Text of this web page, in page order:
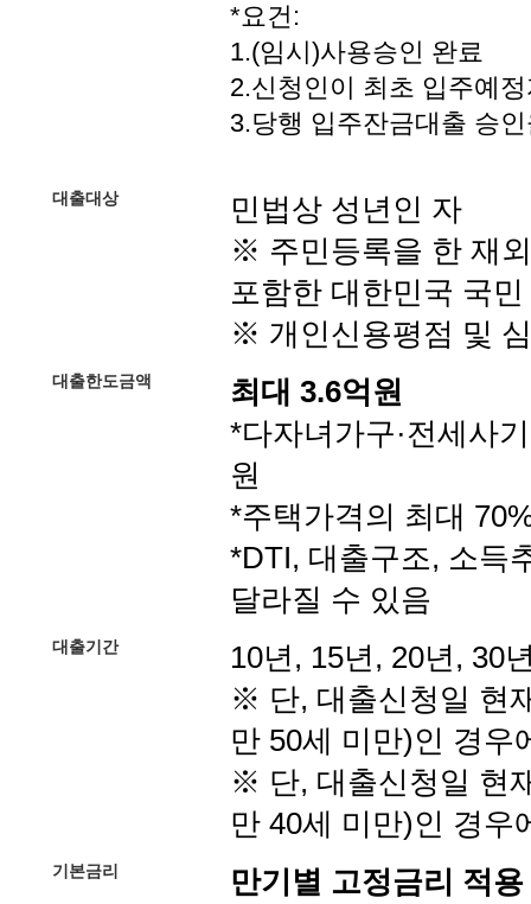
*요건:
1.(임시)사용승인 완료
2.신청인이 최초 입주예
3.당행 입주잔금대출 승
대출대상
민법상 성년인 자
※ 주민등록을 한 재
포함한 대한민국 국민
※ 개인신용평점 및
대출한도금액
최대 3.6억원
*다자녀가구·전세사
원
*주택가격의 최대
*DTI, 대출구조, 소득
달라질 수 있음
대출기간
10년, 15년, 20년, 30
※ 단, 대출신청일 현
만 50세 미만)인 경우
※ 단, 대출신청일 현
만 40세 미만)인 경우
기본금리
만기별 고정금리 적용